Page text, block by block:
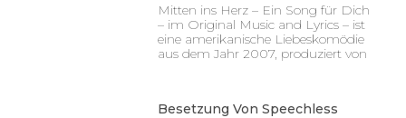
Mitten ins Herz – Ein Song für Dich
– im Original Music and Lyrics – ist
eine amerikanische Liebeskomödie
aus dem Jahr 2007, produziert von
Besetzung Von Speechless